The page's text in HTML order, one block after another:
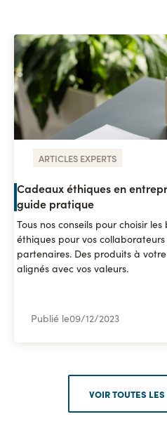
ARTICLES EXPERTS
Cadeaux éthiques en
guide pratique
Tous nos conseils pour choisir
éthiques pour vos
partenaires. Des produits à
alignés avec vos valeurs.
Publié le09/12/2023
VOIR TOUTES